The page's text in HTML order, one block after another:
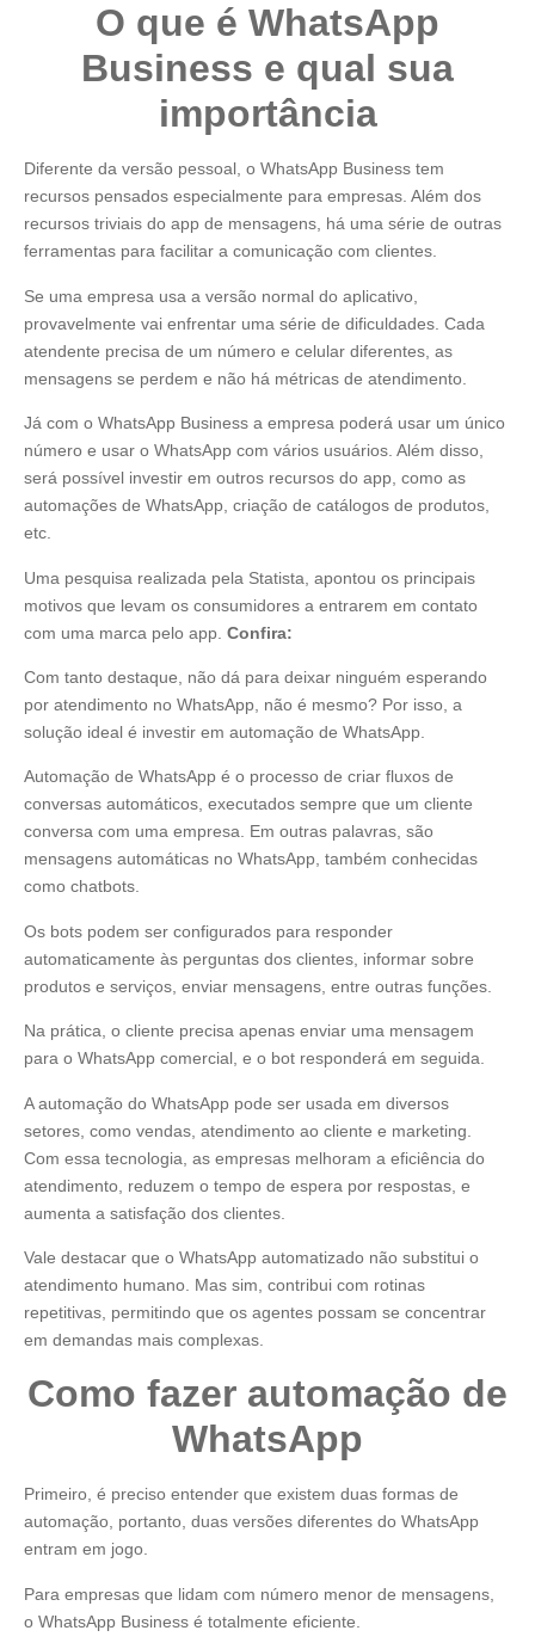
O que é WhatsApp
Business e qual sua
importância
Diferente da versão pessoal, o WhatsApp Business tem
recursos pensados especialmente para empresas. Além dos
recursos triviais do app de mensagens, há uma série de outras
ferramentas para facilitar a comunicação com clientes.
Se uma empresa usa a versão normal do aplicativo,
provavelmente vai enfrentar uma série de dificuldades. Cada
atendente precisa de um número e celular diferentes, as
mensagens se perdem e não há métricas de atendimento.
Já com o WhatsApp Business a empresa poderá usar um único
número e usar o WhatsApp com vários usuários. Além disso,
será possível investir em outros recursos do app, como as
automações de WhatsApp, criação de catálogos de produtos,
etc.
Uma pesquisa realizada pela Statista, apontou os principais
motivos que levam os consumidores a entrarem em contato
com uma marca pelo app. Confira:
Com tanto destaque, não dá para deixar ninguém esperando
por atendimento no WhatsApp, não é mesmo? Por isso, a
solução ideal é investir em automação de WhatsApp.
Automação de WhatsApp é o processo de criar fluxos de
conversas automáticos, executados sempre que um cliente
conversa com uma empresa. Em outras palavras, são
mensagens automáticas no WhatsApp, também conhecidas
como chatbots.
Os bots podem ser configurados para responder
automaticamente às perguntas dos clientes, informar sobre
produtos e serviços, enviar mensagens, entre outras funções.
Na prática, o cliente precisa apenas enviar uma mensagem
para o WhatsApp comercial, e o bot responderá em seguida.
A automação do WhatsApp pode ser usada em diversos
setores, como vendas, atendimento ao cliente e marketing.
Com essa tecnologia, as empresas melhoram a eficiência do
atendimento, reduzem o tempo de espera por respostas, e
aumenta a satisfação dos clientes.
Vale destacar que o WhatsApp automatizado não substitui o
atendimento humano. Mas sim, contribui com rotinas
repetitivas, permitindo que os agentes possam se concentrar
em demandas mais complexas.
Como fazer automação de
WhatsApp
Primeiro, é preciso entender que existem duas formas de
automação, portanto, duas versões diferentes do WhatsApp
entram em jogo.
Para empresas que lidam com número menor de mensagens,
o WhatsApp Business é totalmente eficiente.